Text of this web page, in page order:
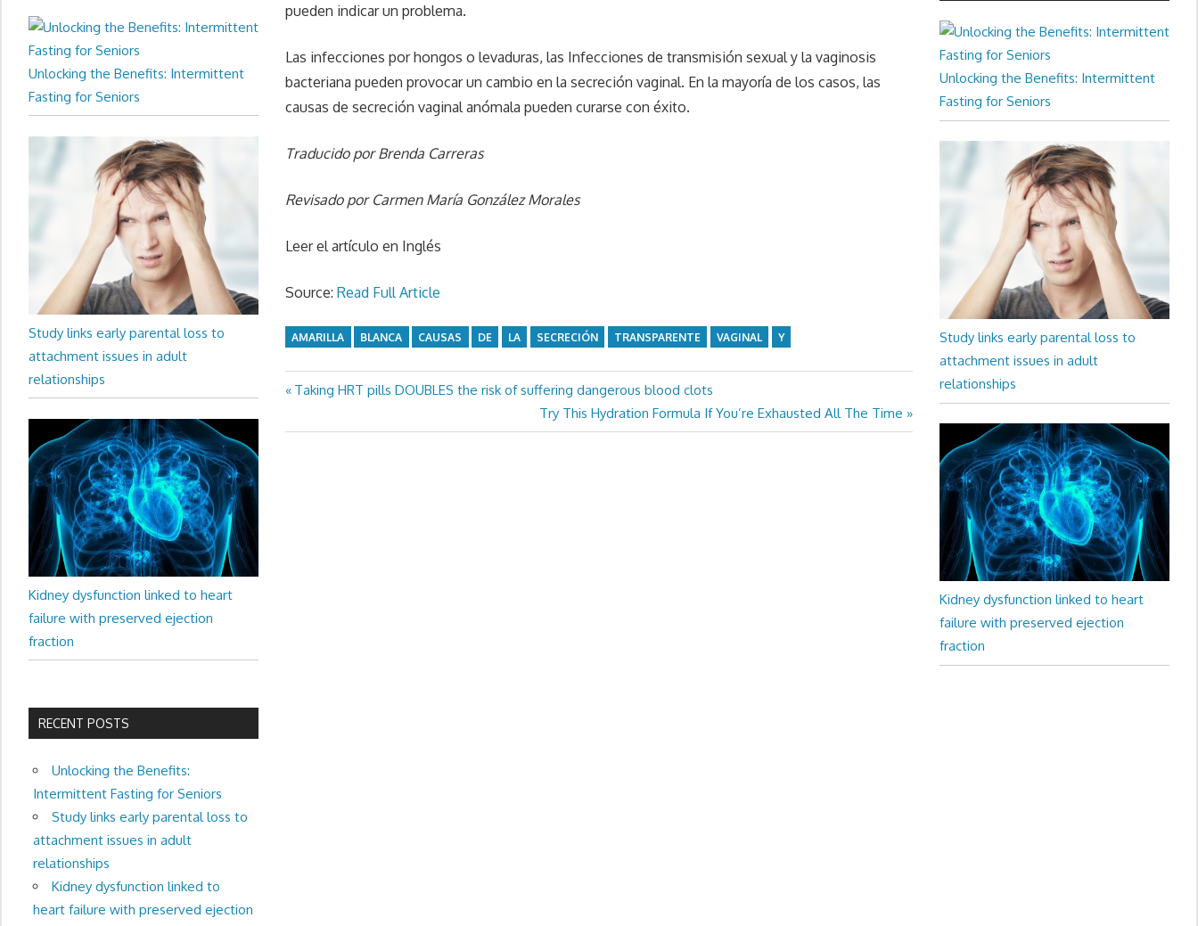
pueden indicar un problema.
Las infecciones por hongos o levaduras, las Infecciones de transmisión sexual y la vaginosis
bacteriana pueden provocar un cambio en la secreción vaginal. En la mayoría de los casos, las
causas de secreción vaginal anómala pueden curarse con éxito.
Traducido por Brenda Carreras
Revisado por Carmen María González Morales
Leer el artículo en Inglés
Source:Read Full Article
AMARILLA BLANCA CAUSAS DE LA SECRECIÓN TRANSPARENTE VAGINAL Y
Post
navigation
Previous
Taking HRT pills DOUBLES the risk of suffering dangerous blood clots
Next
Post:
Try This Hydration Formula If You’re Exhausted All The Time
Unlocking the Benefits: Intermittent
Fasting for Seniors
Study links early parental loss to
attachment issues in adult
relationships
Kidney dysfunction linked to heart
failure with preserved ejection
fraction
RECENT POSTS
Unlocking the Benefits:
Intermittent Fasting for Seniors
Study links early parental loss to
attachment issues in adult
relationships
Kidney dysfunction linked to
heart failure with preserved ejection
Unlocking the Benefits: Intermittent
Fasting for Seniors
Study links early parental loss to
attachment issues in adult
relationships
Kidney dysfunction linked to heart
failure with preserved ejection
fraction